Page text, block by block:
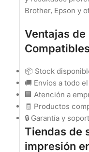
Brother, Epson y
Ventajas
📦 Stock
🚚 Envíos a todo
🏢 Atención a
🧾 Productos
🔒 Garantía y
Tiendas de
impresión